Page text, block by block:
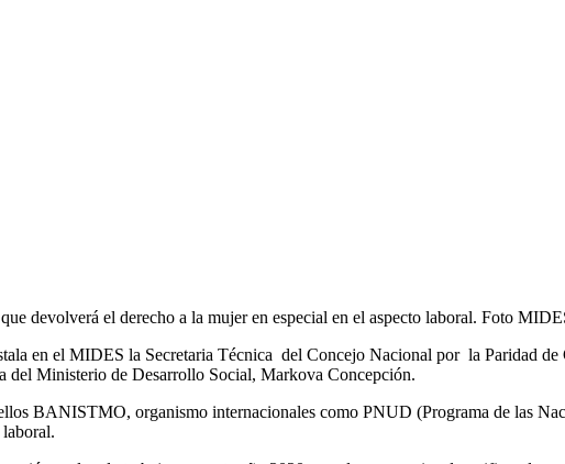
devolverá el derecho a la mujer en especial en el aspecto laboral. Foto
en el MIDES la Secretaria Técnica del Concejo Nacional por la Paridad de
del Ministerio de Desarrollo Social, Markova Concepción.
ellos BANISTMO, organismo internacionales como PNUD (Programa de las